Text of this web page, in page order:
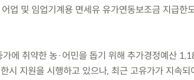
업 및 임업기계용 면세유 유가연동보조금 지급한
에 취약한 농·어민을 돕기 위해 추가경정예산
시 지원을 시행하고 있으나, 최근 고유가가 지속되